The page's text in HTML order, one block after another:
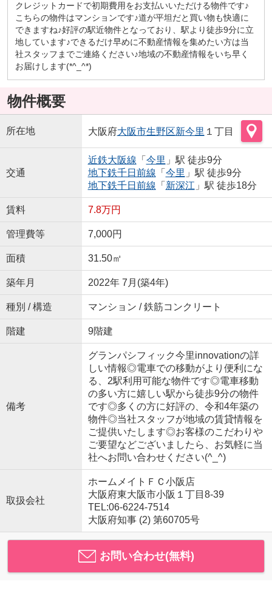
クレジットカードで初期費用をお支払いいただける物件です♪
こちらの物件はマンションです♪道が平坦だと買い物も快適に
できますね♪好評の駅近物件となっており、駅より徒歩9分に立
地しています♪できるだけ早めに不動産情報を集めたい方は当
社スタッフまでご連絡ください♪地域の不動産情報をいち早く
お届けします(*^_^*)
物件概要
所在地 大阪府大阪市生野区新今里 １丁目
交通
近鉄大阪線 「 今里 」駅 徒歩9分
地下鉄千日前線 「 今里 」駅 徒歩9分
地下鉄千日前線 「 新深江 」駅 徒歩18分
賃料 7.8万円
管理費等 7,000円
面積 31.50㎡
築年月 2022年 7月(築4年)
種別 / 構造 マンション / 鉄筋コンクリート
階建 9階建
備考
グランパシフィック今里innovationの詳
しい情報◎電車での移動がより便利にな
る、2駅利用可能な物件です◎電車移動
の多い方に嬉しい駅から徒歩9分の物件
です◎多くの方に好評の、令和4年築の
物件◎当社スタッフが地域の賃貸情報を
ご提供いたします◎お客様のこだわりや
ご要望などございましたら、お気軽に当
社へお問い合わせください(^_^)
取扱会社
ホームメイトＦＣ小阪店
大阪府東大阪市小阪１丁目8-39
TEL:06-6224-7514
大阪府知事 (2) 第60705号
お問い合わせ(無料)